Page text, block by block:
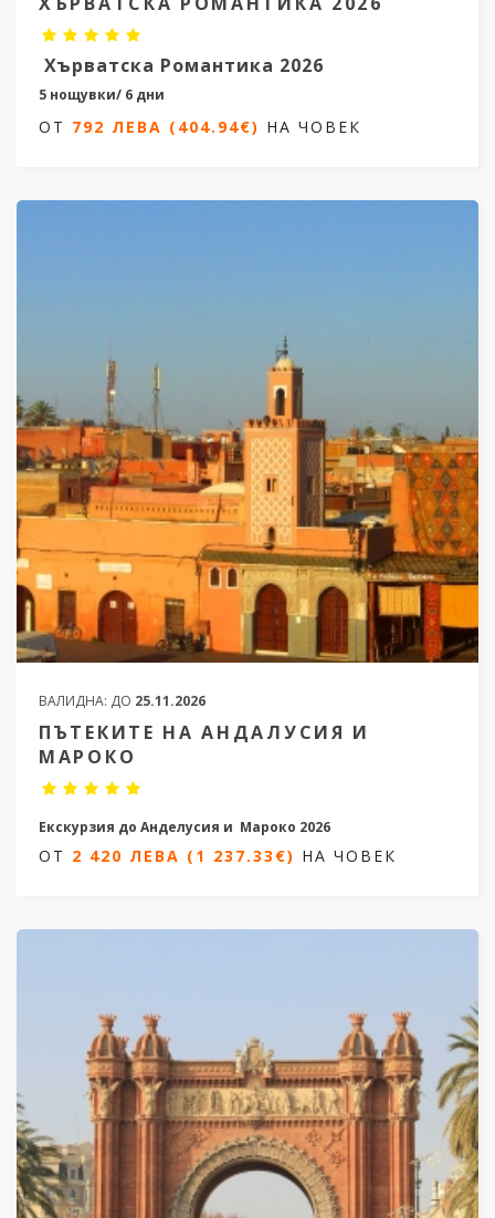
Хърватска Романтика 2026
5 нощувки/ 6 дни
Дати от 08.04.2026 до 14.10.2026
ОТ 792 ЛЕВА (404.94€) НА ЧОВЕК
ВАЛИДНА: ДО 25.11.2026
ПЪТЕКИТЕ НА АНДАЛУСИЯ И
МАРОКО
Екскурзия до Анделусия и Мароко 2026
9 дни / 8 нощувки
ОТ 2 420 ЛЕВА (1 237.33€) НА ЧОВЕК